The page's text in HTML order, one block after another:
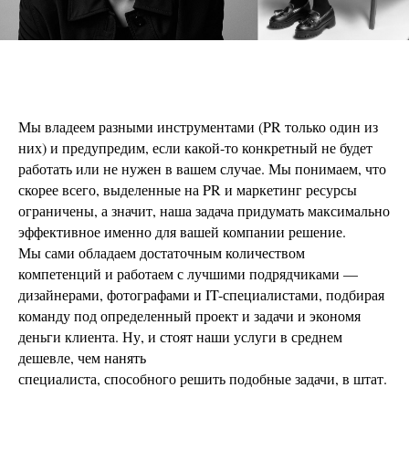
Мы владеем разными инструментами (PR только один из
них) и предупредим, если какой-то конкретный не будет
работать или не нужен в вашем случае. Мы понимаем, что
скорее всего, выделенные на PR и маркетинг ресурсы
ограничены, а значит, наша задача придумать максимально
эффективное именно для вашей компании решение.
Мы сами обладаем достаточным количеством
компетенций и работаем с лучшими подрядчиками —
дизайнерами, фотографами и IT-специалистами, подбирая
команду под определенный проект и задачи и экономя
деньги клиента. Ну, и стоят наши услуги в среднем
дешевле, чем нанять
специалиста, способного решить подобные задачи, в штат.